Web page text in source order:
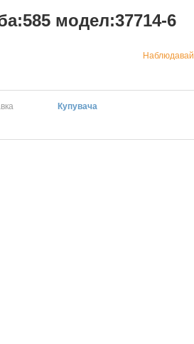
модел:37714-6
Наблюдавай
Купувача